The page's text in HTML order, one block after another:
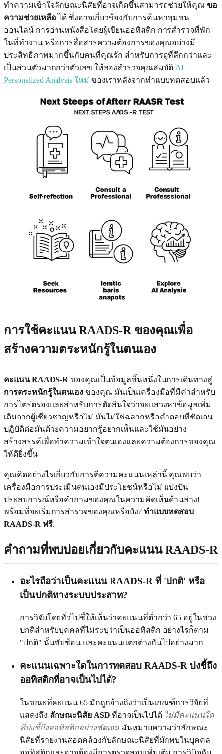
ทำความเข้าใจลักษณะนิสัยที่อาจเกิดขึ้นสามารถช่วยให้คุณ ขอ
ความช่วยเหลือ ได้ ซึ่งอาจเกี่ยวข้องกับการค้นหาชุมชน
ออนไลน์ การอ่านหนังสือโดยผู้เขียนออทิสติก การสำรวจที่พัก
ในที่ทำงาน หรือการสื่อสารความต้องการของคุณอย่างมี
ประสิทธิภาพมากขึ้นกับคนที่คุณรัก สำหรับการดูที่ลึกกว่าและ
เป็นส่วนตัวมากกว่าตัวเลข ให้ลองสำรวจคุณสมบัติ AI
Personalized Analysis ใหม่ ของเราหลังจากทำแบบทดสอบแล้ว
การใช้คะแนน RAADS-R ของคุณเพื่อ
สร้างความตระหนักรู้ในตนเอง
คะแนน RAADS-R ของคุณเป็นข้อมูลชิ้นหนึ่งในการเดินทางสู่
การตระหนักรู้ในตนเอง ของคุณ มันเป็นเครื่องมือที่มีค่าสำหรับ
การไตร่ตรองและสำหรับการตัดสินใจว่าจะแสวงหาข้อมูลเพิ่ม
เติมจากผู้เชี่ยวชาญหรือไม่ มันไม่ใช่ฉลากหรือคำตอบที่ชัดเจน
ปฏิบัติต่อมันด้วยความอยากรู้อยากเห็นและใช้มันอย่าง
สร้างสรรค์เพื่อทำความเข้าใจตนเองและความต้องการของคุณ
ให้ดียิ่งขึ้น
คุณคิดอย่างไรเกี่ยวกับการตีความคะแนนเหล่านี้ คุณพบว่า
เครื่องมือการประเมินตนเองมีประโยชน์หรือไม่ แบ่งปัน
ประสบการณ์หรือคำถามของคุณในความคิดเห็นด้านล่าง!
พร้อมที่จะเริ่มการสำรวจของคุณหรือยัง? ทำแบบทดสอบ
RAADS-R ฟรี.
คำถามที่พบบ่อยเกี่ยวกับคะแนน RAADS-R
อะไรถือว่าเป็นคะแนน RAADS-R ที่ 'ปกติ' หรือ
เป็นปกติทางระบบประสาท?
การวิจัยโดยทั่วไปชี้ให้เห็นว่าคะแนนที่ต่ำกว่า 65 อยู่ในช่วง
ปกติสำหรับบุคคลที่ไม่ระบุว่าเป็นออทิสติก อย่างไรก็ตาม
"ปกติ" นั้นซับซ้อน และคะแนนแตกต่างกันไปอย่างมาก
คะแนนเฉพาะใดในการทดสอบ RAADS-R บ่งชี้ถึง
ออทิสติกที่อาจเป็นไปได้?
ในขณะที่คะแนน 65 มักถูกอ้างถึงว่าเป็นเกณฑ์การวิจัยที่
แสดงถึง ลักษณะนิสัย ASD ที่อาจเป็นไปได้ ไม่มีคะแนนใด
ที่บ่งชี้ถึงออทิสติกอย่างชัดเจน มันหมายความว่าลักษณะ
นิสัยที่รายงานสอดคล้องกับลักษณะนิสัยที่มักพบในบุคคล
ออทิสติกและอาจต้องมีการตรวจสอบเพิ่มเติม การวินิจฉัย